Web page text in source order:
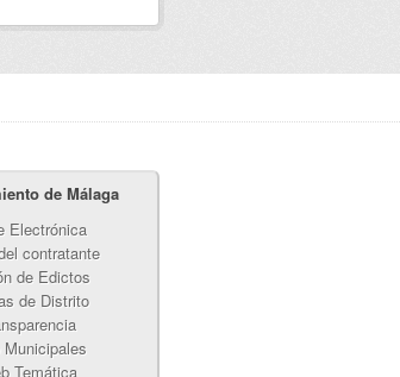
de Málaga
Electrónica
contratante
de Edictos
de Distrito
Municipales
Temática